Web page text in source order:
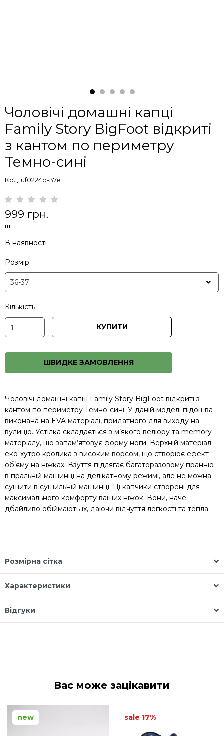
Чоловічі домашні капці
Family Story BigFoot відкриті
з кантом по периметру
Темно-сині
Код: uf0224b-37e
999 грн.
шт.
В наявності
Розмір
Кількість
КУПИТИ
ШВИДКЕ ЗАМОВЛЕННЯ
Чоловічі домашні капці Family Story BigFoot відкриті з
кантом по периметру Темно-сині. У даній моделі підошва
виконана на EVA матеріалі, придатного для виходу на
вулицю. Устілка складається з м’якого велюру та memory
матеріалу, що запам’ятовує форму ноги. Верхній матеріал -
еко-хутро кролика з високим ворсом, що створює ефект
обʼєму на ніжках. Взуття підлягає багаторазовому пранню
в пральній машинці на делікатному режимі, але не можна
сушити в сушильній машинці. Ці капчики створені для
максимального комфорту ваших ніжок. Вони, наче
дбайливо обіймають їх, даючи відчуття легкості та тепла.
Розмірна сітка
Характеристики
Відгуки
Вас може зацікавити
new sale 17%